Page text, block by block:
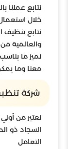
نتابع عملنا
خلال
نتابع تنظيف
والعالمية
نميز ما
معنا وما
شركة
نعتير من
السجاد ذو
التعامل